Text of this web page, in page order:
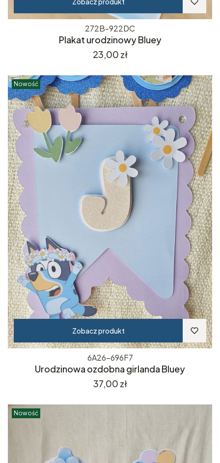
272B-922DC
Plakat urodzinowy Bluey
Cena
23,00 zł
Nowość
Zobacz produkt
6A26-696F7
Urodzinowa ozdobna girlanda Bluey
Cena
37,00 zł
Nowość